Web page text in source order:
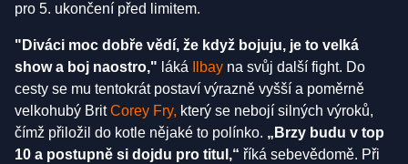
pro 5. ukončení před limitem.
"Diváci moc dobře vědí, že když bojuju, je to velká
show a boj naostro," láká Ilbay na svůj další fight. Do
cesty se mu tentokrát postaví výrazně vyšší a poměrně
velkohubý BritCorey Fry, který se nebojí silných výroků,
čímž přiložil do kotle nějaké to polínko. „Brzy budu v top
10 a postupně si dojdu pro titul,“ říká sebevědomě. Při